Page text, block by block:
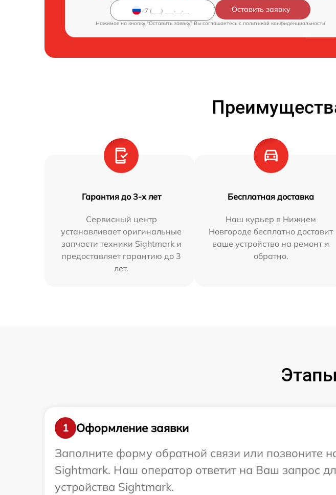
Оставить заявку
Нажимая на кнопку "Оставить заявку" Вы соглашаетесь c политикой конфиденциальности
Гарантия до 3-х лет
Сервисный центр
устанавливает оригинальные
запчасти техники Sightmark и
предоставляет гарантию до 3
лет.
Бесплатная доставка
Наш курьер в Нижнем
Новгороде бесплатно доставит
ваше устройство на ремонт и
обратно.
1
Оформление заявки
Заполните форму обратной связи или позвоните
Sightmark. Наш оператор ответит на Ваш запрос
устройства Sightmark.